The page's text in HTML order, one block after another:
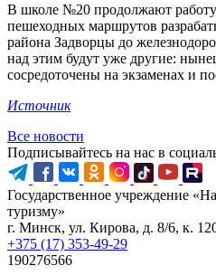
В школе №20 продолжают
пешеходных маршрутов
района Задворцы до
над этим будут уже другие:
сосредоточены на экзаменах и
Источник
Все новости
Подписывайтесь на нас в
Государственное учреждение
туризму»
г. Минск, ул. Кирова, д. 8/6, к.
+375 (17) 353-49-29
190276566